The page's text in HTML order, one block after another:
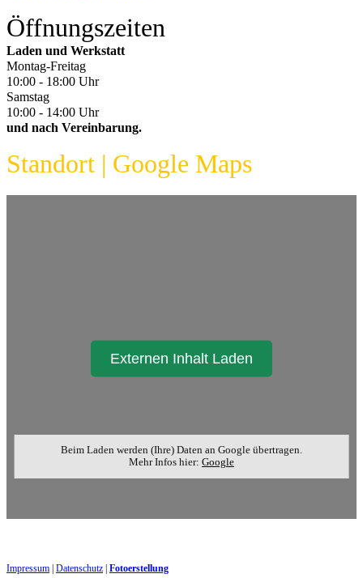
Öffnungszeiten
Laden und Werkstatt
Montag-Freitag
10:00 - 18:00 Uhr
Samstag
10:00 - 14:00 Uhr
und nach Vereinbarung.
Standort | Google Maps
Externen Inhalt Laden
Beim Laden werden (Ihre) Daten an Google übertragen.
Mehr Infos hier: Google
Impressum | Datenschutz | Foto​erstellung